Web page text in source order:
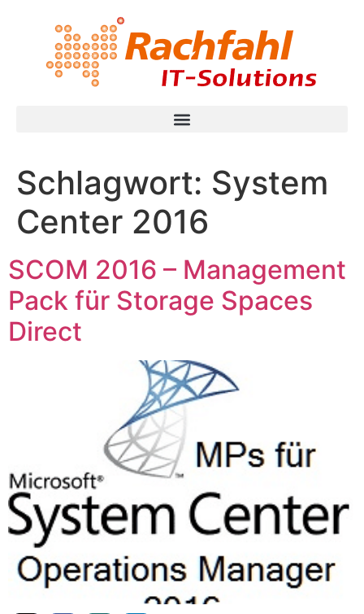
Schlagwort: System
Center 2016
SCOM 2016 – Management
Pack für Storage Spaces
Direct